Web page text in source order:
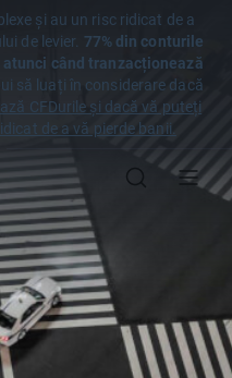
și au un risc ridicat de a
de levier. 77% din conturile
când tranzacționează
să luați în considerare dacă
CFDurile și dacă vă puteți
de a vă pierde banii.